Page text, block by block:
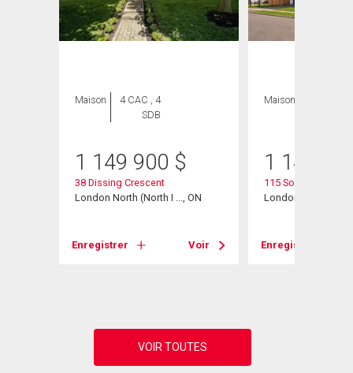
Maison
4 CAC , 4
SDB
1 149 900 $
38 Dissing Crescent
London North (North I ..., ON
Enregistrer Voir
Maison
1 149
115 South Carriage
London North
Enregistrer